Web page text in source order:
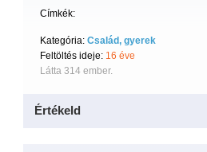
Címkék:
Kategória: Család, gyerek
Feltöltés ideje: 16 éve
Látta 314 ember.
Értékeld